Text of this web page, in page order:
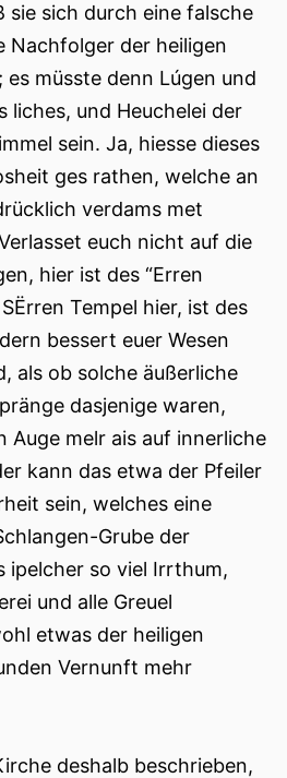
sie sich durch eine falsche
Nachfolger der heiligen
es müsste denn Lúgen und
liches, und Heuchelei der
sein. Ja, hiesse dieses
ges rathen, welche an
verdams met
euch nicht auf die
hier ist des “Erren
Tempel hier, ist des
bessert euer Wesen
als ob solche äußerliche
dasjenige waren,
Auge melr ais auf innerliche
kann das etwa der Pfeiler
sein, welches eine
Grube der
ipelcher so viel Irrthum,
und alle Greuel
etwas der heiligen
Vernunft mehr
deshalb beschrieben,